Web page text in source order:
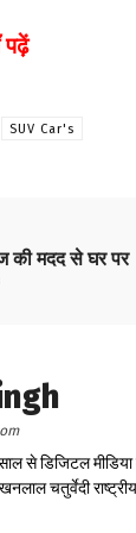
SUV Car's
मदद से घर पर
से डिजिटल
चतुर्वेदी